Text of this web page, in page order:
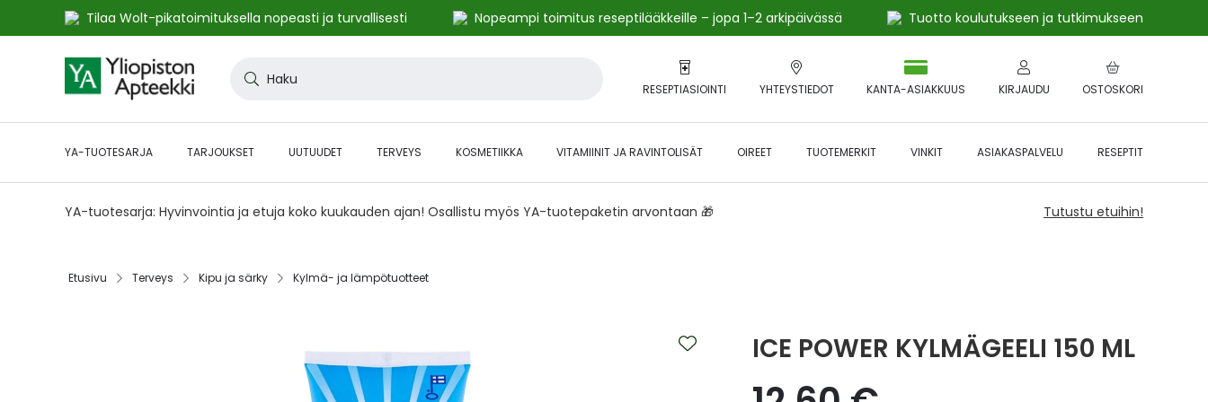
Tilaa Wolt-pikatoimituksella nopeasti ja turvallisesti Nopeampi toimitus reseptilääkkeille – jopa 1–2 arkipäivässä
Tuotto koulutukseen ja tutkimukseen
to
Content
RESEPTIASIOINTI YHTEYSTIEDOT OSTOSKORI
KANTA-ASIAKKUUS KIRJAUDU
YA-TUOTESARJA TARJOUKSET UUTUUDET TERVEYS KOSMETIIKKA VITAMIINIT JA RAVINTOLISÄT OIREET TUOTEMERKIT VINKIT ASIAKASPALVELU RESEPTIT
YA-tuotesarja: Hyvinvointia ja etuja koko kuukauden ajan! Osallistu myös YA-tuotepaketin arvontaan 🎁 Tutustu etuihin!
Etusivu‎ Terveys‎ Kipu ja särky‎ Kylmä- ja lämpötuotteet‎
ICE POWER KYLMÄGEELI 150 ML